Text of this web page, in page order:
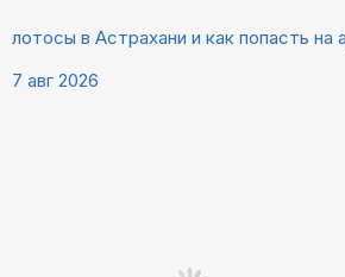
лотосы в Астрахани и как попасть на
7 авг 2026